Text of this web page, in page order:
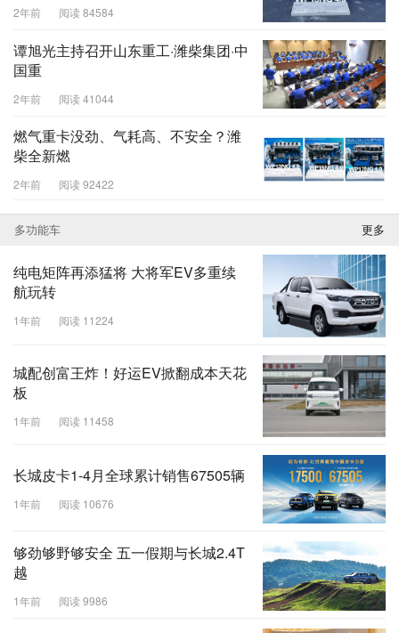
2年前 阅读 84584
谭旭光主持召开山东重工·潍柴集团·中
国重
2年前 阅读 41044
燃气重卡没劲、气耗高、不安全？潍
柴全新燃
2年前 阅读 92422
多功能车 更多
纯电矩阵再添猛将 大将军EV多重续
航玩转
1年前 阅读 11224
城配创富王炸！好运EV掀翻成本天花
板
1年前 阅读 11458
长城皮卡1-4月全球累计销售67505辆
1年前 阅读 10676
够劲够野够安全 五一假期与长城2.4T
越
1年前 阅读 9986